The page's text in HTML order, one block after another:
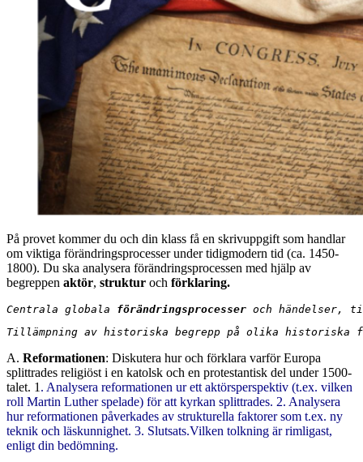
På provet kommer du och din klass få en skrivuppgift som handlar
om viktiga förändringsprocesser under tidigmodern tid (ca. 1450-
1800). Du ska analysera förändringsprocessen med hjälp av
begreppen aktör, struktur och förklaring.
Centrala globala förändringsprocesser och händelser,
Tillämpning av historiska begrepp på olika
A. Reformationen: Diskutera hur och förklara varför Europa
splittrades religiöst i en katolsk och en protestantisk del under 1500-
talet. 1 . Analysera reformationen ur ett aktörsperspektiv (t.ex. vilken
roll Martin Luther spelade) för att kyrkan splittrades. 2. Analysera
hur reformationen påverkades av strukturella faktorer som t.ex. ny
teknik och läskunnighet. 3. Slutsats.Vilken tolkning är rimligast,
enligt din bedömning.